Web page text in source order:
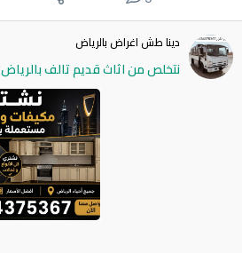
دينا طش اغراض بالرياض
نتخلص من اثاث قديم تالف بالرياض 0534375367